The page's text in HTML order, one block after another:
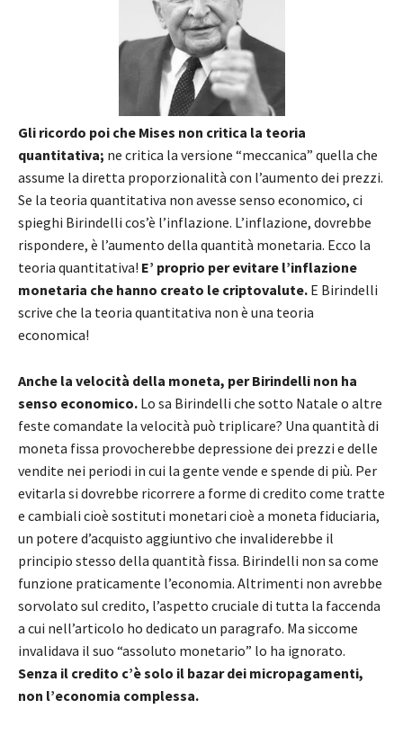
Gli ricordo poi che Mises non critica la teoria
quantitativa; ne critica la versione “meccanica” quella che
assume la diretta proporzionalità con l’aumento dei prezzi.
Se la teoria quantitativa non avesse senso economico, ci
spieghi Birindelli cos’è l’inflazione. L’inflazione, dovrebbe
rispondere, è l’aumento della quantità monetaria. Ecco la
teoria quantitativa! E’ proprio per evitare l’inflazione
monetaria che hanno creato le criptovalute. E Birindelli
scrive che la teoria quantitativa non è una teoria
economica!
Anche la velocità della moneta, per Birindelli non ha
senso economico. Lo sa Birindelli che sotto Natale o altre
feste comandate la velocità può triplicare? Una quantità di
moneta fissa provocherebbe depressione dei prezzi e delle
vendite nei periodi in cui la gente vende e spende di più. Per
evitarla si dovrebbe ricorrere a forme di credito come tratte
e cambiali cioè sostituti monetari cioè a moneta fiduciaria,
un potere d’acquisto aggiuntivo che invaliderebbe il
principio stesso della quantità fissa. Birindelli non sa come
funzione praticamente l’economia. Altrimenti non avrebbe
sorvolato sul credito, l’aspetto cruciale di tutta la faccenda
a cui nell’articolo ho dedicato un paragrafo. Ma siccome
invalidava il suo “assoluto monetario” lo ha ignorato.
Senza il credito c’è solo il bazar dei micropagamenti,
non l’economia complessa.